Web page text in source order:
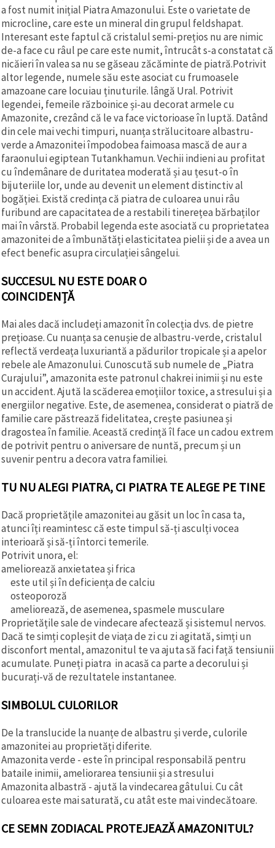
a fost numit inițial Piatra Amazonului. Este o varietate de
microcline, care este un mineral din grupul feldshapat.
Interesant este faptul că cristalul semi-prețios nu are nimic
de-a face cu râul pe care este numit, întrucât s-a constatat că
nicăieri în valea sa nu se găseau zăcăminte de piatră.Potrivit
altor legende, numele său este asociat cu frumoasele
amazoane care locuiau ținuturile. lângă Ural. Potrivit
legendei, femeile războinice și-au decorat armele cu
Amazonite, crezând că le va face victorioase în luptă. Datând
din cele mai vechi timpuri, nuanța strălucitoare albastru-
verde a Amazonitei împodobea faimoasa mască de aur a
faraonului egiptean Tutankhamun. Vechii indieni au profitat
cu îndemânare de duritatea moderată și au țesut-o în
bijuteriile lor, unde au devenit un element distinctiv al
bogăției. Există credința că piatra de culoarea unui râu
furibund are capacitatea de a restabili tinerețea bărbaților
mai în vârstă. Probabil legenda este asociată cu proprietatea
amazonitei de a îmbunătăți elasticitatea pielii și de a avea un
efect benefic asupra circulației sângelui.
SUCCESUL NU ESTE DOAR O
COINCIDENȚĂ
Mai ales dacă includeți amazonit în colecția dvs. de pietre
prețioase. Cu nuanța sa cenușie de albastru-verde, cristalul
reflectă verdeața luxuriantă a pădurilor tropicale și a apelor
rebele ale Amazonului. Cunoscută sub numele de „Piatra
Curajului”, amazonita este patronul chakrei inimii și nu este
un accident. Ajută la scăderea emoțiilor toxice, a stresului și a
energiilor negative. Este, de asemenea, considerat o piatră de
familie care păstrează fidelitatea, crește pasiunea și
dragostea în familie. Această credință îl face un cadou extrem
de potrivit pentru o aniversare de nuntă, precum și un
suvenir pentru a decora vatra familiei.
TU NU ALEGI PIATRA, CI PIATRA TE ALEGE PE TINE
Dacă proprietățile amazonitei au găsit un loc în casa ta,
atunci îți reamintesc că este timpul să-ți asculți vocea
interioară și să-ți întorci temerile.
Potrivit unora, el:
ameliorează anxietatea și frica
este util și în deficiența de calciu
osteoporoză
ameliorează, de asemenea, spasmele musculare
Proprietățile sale de vindecare afectează și sistemul nervos.
Dacă te simți copleșit de viața de zi cu zi agitată, simți un
disconfort mental, amazonitul te va ajuta să faci față tensiunii
acumulate. Puneți piatra in acasă ca parte a decorului și
bucurați-vă de rezultatele instantanee.
SIMBOLUL CULORILOR
De la translucide la nuanțe de albastru și verde, culorile
amazonitei au proprietăți diferite.
Amazonita verde - este în principal responsabilă pentru
bataile inimii, ameliorarea tensiunii și a stresului
Amazonita albastră - ajută la vindecarea gâtului. Cu cât
culoarea este mai saturată, cu atât este mai vindecătoare.
CE SEMN ZODIACAL PROTEJEAZĂ AMAZONITUL?